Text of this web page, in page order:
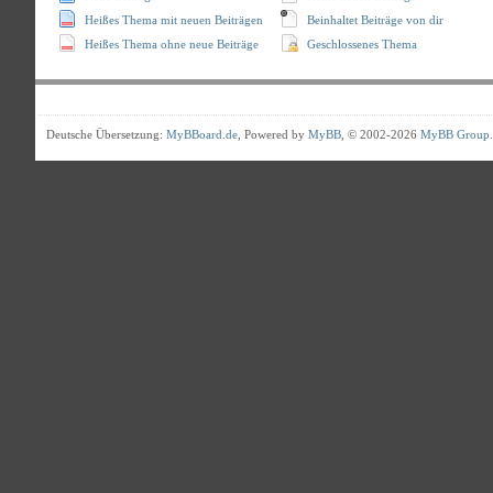
Heißes Thema mit neuen Beiträgen
Heißes Thema ohne neue Beiträge
Beinhaltet Beiträge von dir
Geschlossenes Thema
Deutsche Übersetzung: MyBBoard.de , Powered by MyBB , © 2002-2026 MyBB Group